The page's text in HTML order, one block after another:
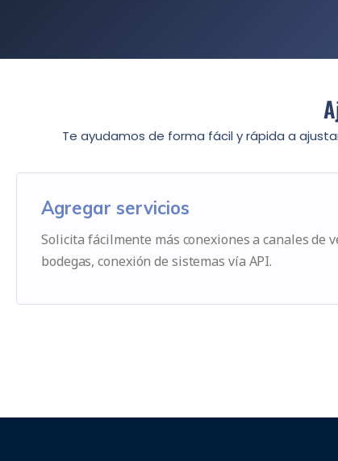
Te ayudamos de forma fácil y rápida a
Agregar servicios
Solicita fácilmente más conexiones a canales de
bodegas, conexión de sistemas vía API.